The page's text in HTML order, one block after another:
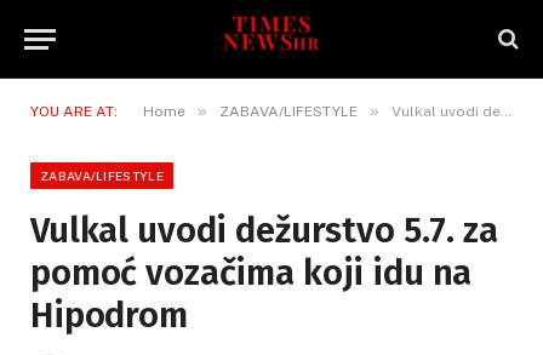
YOU ARE AT: Home » ZABAVA/LIFESTYLE » Vulkal uvodi dežurstvo 5.7. za pomoć vozačima koji idu na Hipodrom
ZABAVA/LIFESTYLE
Vulkal uvodi dežurstvo 5.7. za
pomoć vozačima koji idu na
Hipodrom